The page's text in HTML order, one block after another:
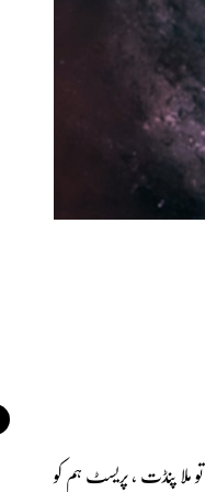
ملا پنڈت ، پریسٹ ہم کو